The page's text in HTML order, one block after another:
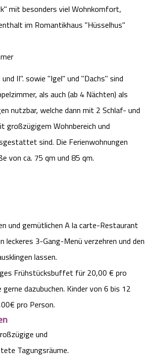
mit besonders viel Wohnkomfort,
im Romantikhaus "Hüsselhus"
II". sowie "Igel" und "Dachs" sind
als auch (ab 4 Nächten) als
nutzbar, welche dann mit 2 Schlaf- und
großzügigem Wohnbereich und
sind. Die Ferienwohnungen
von ca. 75 qm und 85 qm.
und gemütlichen A la carte-Restaurant
leckeres 3-Gang-Menü verzehren und den
lassen.
Frühstücksbuffet für 20,00 € pro
gerne dazubuchen. Kinder von 6 bis 12
pro Person.
und
Tagungsräume.